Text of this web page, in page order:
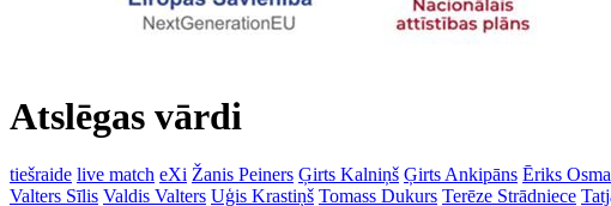
Atslēgas vārdi
tiešraide live match eXi Žanis Peiners Ģirts Kalniņš Ģirts Ankipāns Ēriks
Valters Sīlis Valdis Valters Uģis Krastiņš Tomass Dukurs Terēze Strādniece